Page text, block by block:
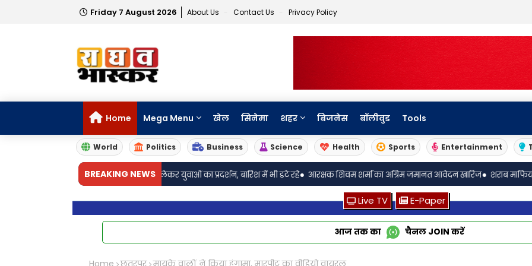
Friday 7 August 2026 About Us Contact Us Privacy Policy
Home Mega Menu खेल सिनेमा शहर बिजनेस बॉलीवुड Tools
World Politics Business Science Health Sports Entertainment
BREAKING NEWS
प्रधान के इस्तीफे की मांग को लेकर युवाओं का प्रदर्शन, बारिश में भी डटे रहे• आरक्षक शिवम शर्मा का अग्रिम जमानत आवेदन खारिज• शराब माफियाओं के आगे
Live TV E-Paper
आज तक का चैनल JOIN करें
Home छतरपुर मायके वालों ने किया हंगामा, मारपीट का वीडियो वायरल